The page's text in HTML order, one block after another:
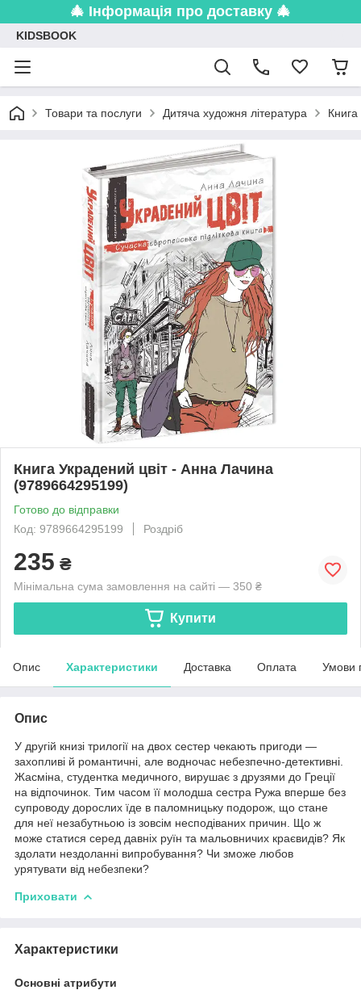
🎄 Інформація про доставку 🎄
KIDSBOOK
Товари та послуги Дитяча художня література
Книга Украдений цвіт - Анна Лачина
(9789664295199)
Готово до відправки
Код: 9789664295199
Роздріб
235 ₴
Мінімальна сума замовлення на сайті — 350 ₴
Купити
Опис Характеристики Доставка Оплата Умови
Опис
У другій книзі трилогії на двох сестер чекають пригоди —
захопливі й романтичні, але водночас небезпечно-детективні.
Жасміна, студентка медичного, вирушає з друзями до Греції
на відпочинок. Тим часом її молодша сестра Ружа вперше без
супроводу дорослих їде в паломницьку подорож, що стане
для неї незабутньою із зовсім несподіваних причин. Що ж
може статися серед давніх руїн та мальовничих краєвидів? Як
здолати нездоланні випробування? Чи зможе любов
урятувати від небезпеки?
Приховати
Характеристики
Основні атрибути